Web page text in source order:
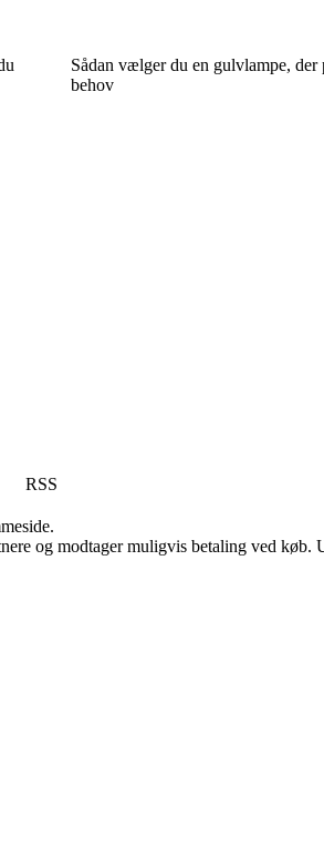
Sådan vælger du en gulvlampe, der
behov
RSS
og modtager muligvis betaling ved køb.